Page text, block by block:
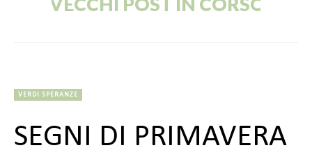
VERDI SPERANZE
SEGNI DI PRIMAVERA